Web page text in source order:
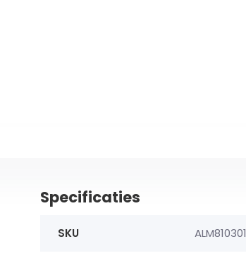
Specificaties
SKU ALM810301